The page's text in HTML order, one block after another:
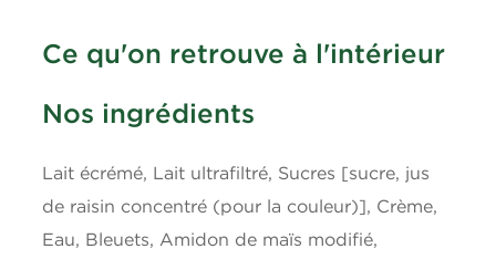
Sodium 45mg
Potassium
Calcium 150mg
Fer
Ce qu'on retrouve à l'intérieur
Nos ingrédients
Lait écrémé, Lait ultrafiltré, Sucres [sucre, jus
de raisin concentré (pour la couleur)], Crème,
Eau, Bleuets, Amidon de maïs modifié,